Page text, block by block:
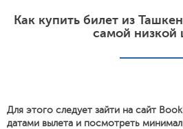
Как купить билет из
самой низкой
Для этого следует зайти на сайт
датами вылета и посмотреть